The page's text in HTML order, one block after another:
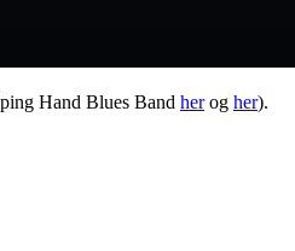
Hand Blues Band herog her).